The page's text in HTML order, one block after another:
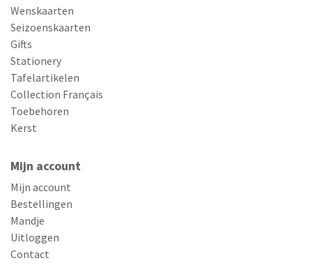
Wenskaarten
Seizoenskaarten
Gifts
Stationery
Tafelartikelen
Collection Français
Toebehoren
Kerst
Mijn account
Mijn account
Bestellingen
Mandje
Uitloggen
Contact